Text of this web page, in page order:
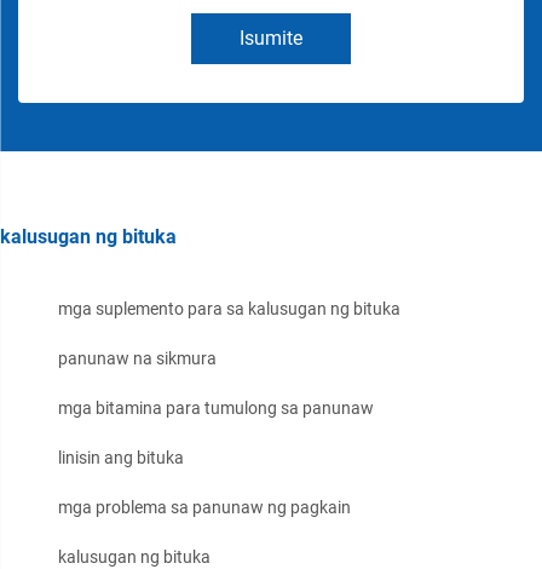
Isumite
kalusugan ng bituka
mga suplemento para sa kalusugan ng bituka
panunaw na sikmura
mga bitamina para tumulong sa panunaw
linisin ang bituka
mga problema sa panunaw ng pagkain
kalusugan ng bituka